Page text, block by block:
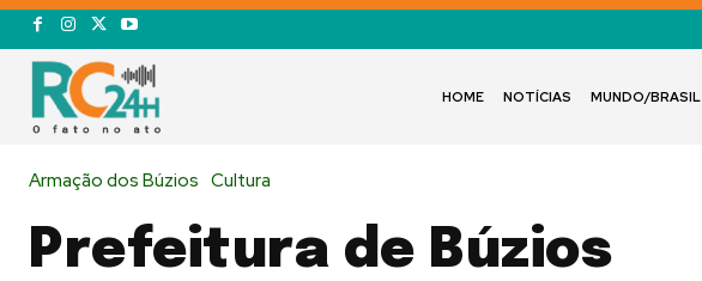
HOME NOTÍCIAS MUNDO/BRASIL
Armação dos Búzios Cultura
Prefeitura de Búzios